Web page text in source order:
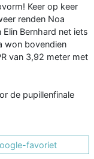
Keer op keer
renden Noa
Bernhard net iets
won bovendien
van 3,92 meter met
de pupillenfinale
favoriet